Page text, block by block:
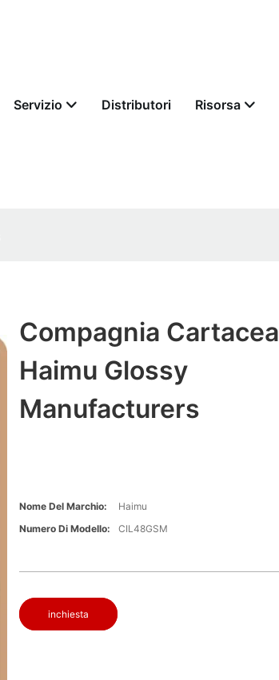
Servizio Distributori Risorsa
Compagnia Cartacea
Haimu Glossy
Manufacturers
Nome Del Marchio:
Haimu
Numero Di Modello:
CIL48GSM
inchiesta